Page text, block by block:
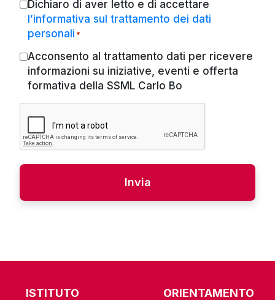
Consenso
Dichiaro di aver letto e di accettare
l’informativa sul trattamento dei dati
personali*
Marketing
Acconsento al trattamento dati per ricevere
informazioni su iniziative, eventi e offerta
formativa della SSML Carlo Bo
ISTITUTO
ORIENTAMENTO